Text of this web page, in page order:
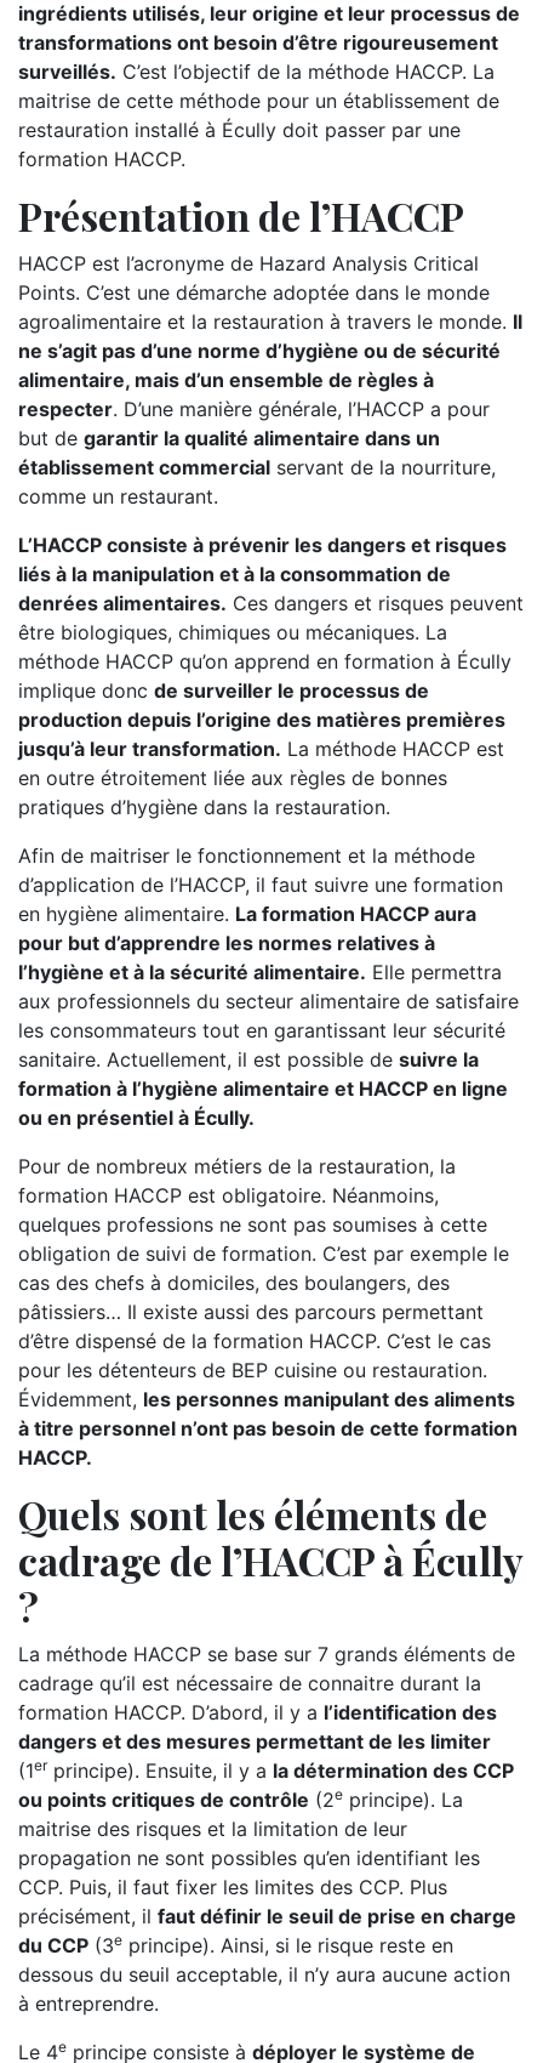
ingrédients utilisés, leur origine et leur processus de
transformations ont besoin d’être rigoureusement
surveillés. C’est l’objectif de la méthode HACCP. La
maitrise de cette méthode pour un établissement de
restauration installé à Écully doit passer par une
formation HACCP.
Présentation de l’HACCP
HACCP est l’acronyme de Hazard Analysis Critical
Points. C’est une démarche adoptée dans le monde
agroalimentaire et la restauration à travers le monde. Il
ne s’agit pas d’une norme d’hygiène ou de sécurité
alimentaire, mais d’un ensemble de règles à
respecter. D’une manière générale, l’HACCP a pour
but de garantir la qualité alimentaire dans un
établissement commercial servant de la nourriture,
comme un restaurant.
L’HACCP consiste à prévenir les dangers et risques
liés à la manipulation et à la consommation de
denrées alimentaires. Ces dangers et risques peuvent
être biologiques, chimiques ou mécaniques. La
méthode HACCP qu’on apprend en formation à Écully
implique donc de surveiller le processus de
production depuis l’origine des matières premières
jusqu’à leur transformation. La méthode HACCP est
en outre étroitement liée aux règles de bonnes
pratiques d’hygiène dans la restauration.
Afin de maitriser le fonctionnement et la méthode
d’application de l’HACCP, il faut suivre une formation
en hygiène alimentaire. La formation HACCP aura
pour but d’apprendre les normes relatives à
l’hygiène et à la sécurité alimentaire. Elle permettra
aux professionnels du secteur alimentaire de satisfaire
les consommateurs tout en garantissant leur sécurité
sanitaire. Actuellement, il est possible de suivre la
formation à l’hygiène alimentaire et HACCP en ligne
ou en présentiel à Écully.
Pour de nombreux métiers de la restauration, la
formation HACCP est obligatoire. Néanmoins,
quelques professions ne sont pas soumises à cette
obligation de suivi de formation. C’est par exemple le
cas des chefs à domiciles, des boulangers, des
pâtissiers… Il existe aussi des parcours permettant
d’être dispensé de la formation HACCP. C’est le cas
pour les détenteurs de BEP cuisine ou restauration.
Évidemment, les personnes manipulant des aliments
à titre personnel n’ont pas besoin de cette formation
HACCP.
Quels sont les éléments de
cadrage de l’HACCP à Écully
?
La méthode HACCP se base sur 7 grands éléments de
cadrage qu’il est nécessaire de connaitre durant la
formation HACCP. D’abord, il y a l’identification des
dangers et des mesures permettant de les limiter
(1erprincipe). Ensuite, il y a la détermination des CCP
ou points critiques de contrôle (2e principe). La
maitrise des risques et la limitation de leur
propagation ne sont possibles qu’en identifiant les
CCP. Puis, il faut fixer les limites des CCP. Plus
précisément, il faut définir le seuil de prise en charge
du CCP (3e principe). Ainsi, si le risque reste en
dessous du seuil acceptable, il n’y aura aucune action
à entreprendre.
Le 4e principe consiste à déployer le système de